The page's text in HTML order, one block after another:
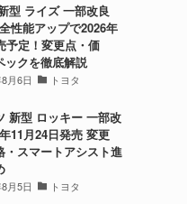
型 ライズ 一部改良
性能アップで2026年
予定！変更点・価
ックを徹底解説
月6日 トヨタ
新型 ロッキー 一部改
11月24日発売 変更
・スマートアシスト進
月5日 トヨタ